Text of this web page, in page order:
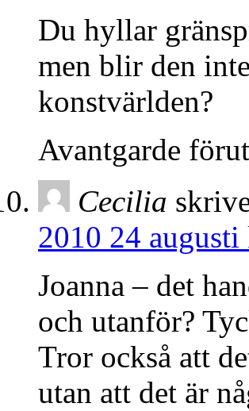
Du hyllar
men blir den
konstvärlden?
Avantgarde
Cecilia
2010 24
Joanna – det
och utanför?
Tror också att
utan att det är